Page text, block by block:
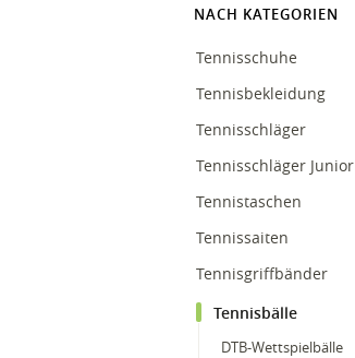
NACH KATEGORIEN
Tennisschuhe
Tennisbekleidung
Tennisschläger
Tennisschläger Junior
Tennistaschen
Tennissaiten
Tennisgriffbänder
Tennisbälle
DTB-Wettspielbälle